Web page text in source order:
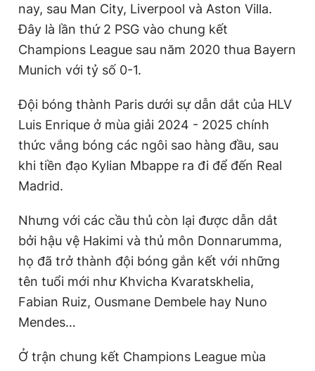
nay, sau Man City, Liverpool và Aston Villa.
Đây là lần thứ 2 PSG vào chung kết
Champions League sau năm 2020 thua Bayern
Munich với tỷ số 0-1.
Đội bóng thành Paris dưới sự dẫn dắt của HLV
Luis Enrique ở mùa giải 2024 - 2025 chính
thức vắng bóng các ngôi sao hàng đầu, sau
khi tiền đạo Kylian Mbappe ra đi để đến Real
Madrid.
Nhưng với các cầu thủ còn lại được dẫn dắt
bởi hậu vệ Hakimi và thủ môn Donnarumma,
họ đã trở thành đội bóng gắn kết với những
tên tuổi mới như Khvicha Kvaratskhelia,
Fabian Ruiz, Ousmane Dembele hay Nuno
Mendes…
Ở trận chung kết Champions League mùa